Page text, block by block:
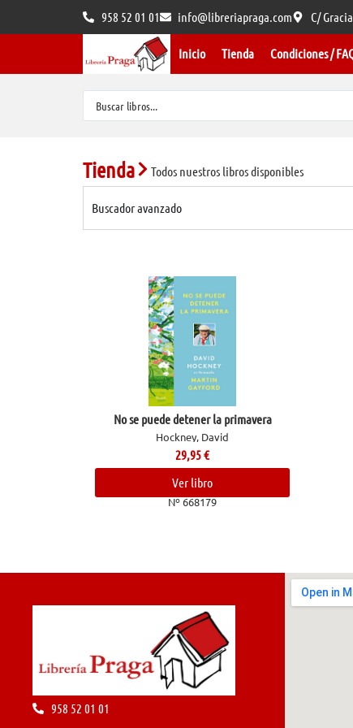
958 52 01 01 info@libreriapraga.com C/
Inicio Tienda Condiciones /
Tienda Todos nuestros libros disponibles
Buscador avanzado
No se puede detener la primavera
Hockney, David
29,95€
Ver libro
Nº 668179
958 52 01 01